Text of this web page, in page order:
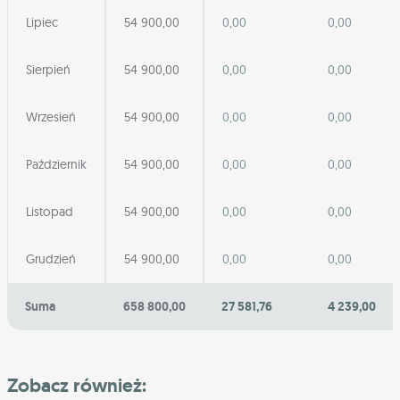
Lipiec 54 900,00 0,00 0,00
Sierpień 54 900,00 0,00 0,00
Wrzesień 54 900,00 0,00 0,00
Październik 54 900,00 0,00 0,00
Listopad 54 900,00 0,00 0,00
Grudzień 54 900,00 0,00 0,00
Suma 658 800,00 27 581,76 4 239,00
Zobacz również: